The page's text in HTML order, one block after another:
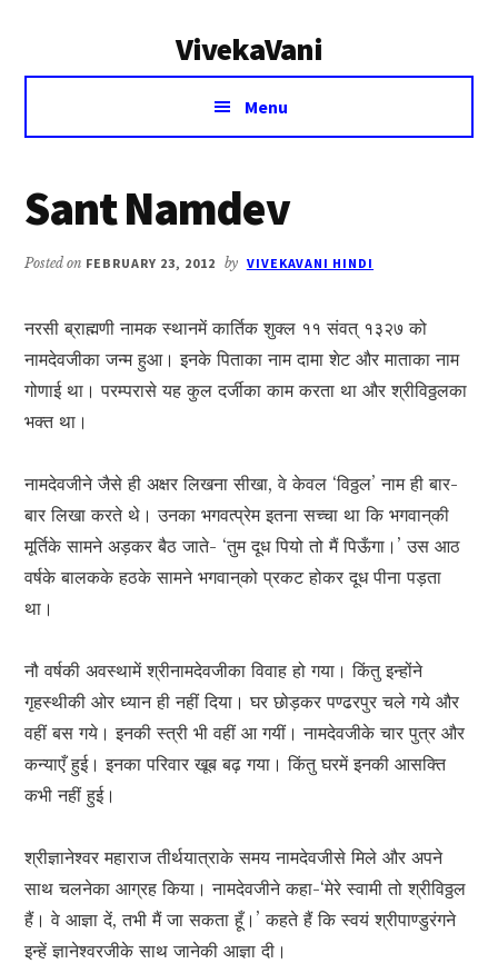
VivekaVani
Voice
Vivekananda
Menu
Sant Namdev
Posted on FEBRUARY 23, 2012 by VIVEKAVANI HINDI
नरसी ब्राह्मणी नामक स्थानमें कार्तिक शुक्ल ११ संवत् १३२७ को
नामदेवजीका जन्म हुआ। इनके पिताका नाम दामा शेट और माताका नाम
गोणाई था। परम्परासे यह कुल दर्जीका काम करता था और श्रीविठ्ठलका
भक्त था।
नामदेवजीने जैसे ही अक्षर लिखना सीखा, वे केवल ‘विठ्ठल’ नाम ही बार-
बार लिखा करते थे। उनका भगवत्प्रेम इतना सच्चा था कि भगवान्‌की
मूर्तिके सामने अड़कर बैठ जाते- ‘तुम दूध पियो तो मैं पिऊँगा।’ उस आठ
वर्षके बालकके हठके सामने भगवान्‌को प्रकट होकर दूध पीना पड़ता
था।
नौ वर्षकी अवस्थामें श्रीनामदेवजीका विवाह हो गया। किंतु इन्होंने
गृहस्थीकी ओर ध्यान ही नहीं दिया। घर छोड़कर पण्ढरपुर चले गये और
वहीं बस गये। इनकी स्त्री भी वहीं आ गयीं। नामदेवजीके चार पुत्र और
कन्याएँ हुई। इनका परिवार खूब बढ़ गया। किंतु घरमें इनकी आसक्ति
कभी नहीं हुई।
श्रीज्ञानेश्वर महाराज तीर्थयात्राके समय नामदेवजीसे मिले और अपने
साथ चलनेका आग्रह किया। नामदेवजीने कहा-‘मेरे स्वामी तो श्रीविठ्ठल
हैं। वे आज्ञा दें, तभी मैं जा सकता हूँ।’ कहते हैं कि स्वयं श्रीपाण्डुरंगने
इन्हें ज्ञानेश्वरजीके साथ जानेकी आज्ञा दी।